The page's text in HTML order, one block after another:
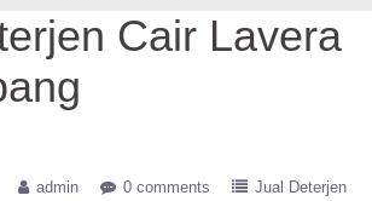
Cair Lavera
admin 0 comments
Jual Deterjen